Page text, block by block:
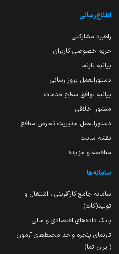
اطلاع‌رسانی
راهبرد مشارکتی
حریم خصوصی کاربران
بیانیه تارنما
دستورالعمل بروز رسانی
بیانیه توافق سطح خدمات
منشور اخلاقی
دستورالعمل مدیریت تعارض منافع
نقشه سایت
مناقصه و مزایده
سامانه‌ها
سامانه جامع کارآفرینی ، اشتغال و
تولید(کات)
بانک داده‌های اقتصادی و مالی
تارنمای پنجره واحد محیط‌های آزمون
(ایران تما)